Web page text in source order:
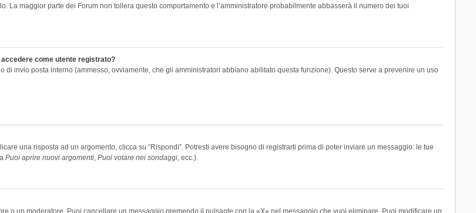
maggior parte dei Forum non tollera questo comportamento e l’amministratore probabilmente abbasserà il numero dei tuoi
come utente registrato?
invio posta interno (ammesso, ovviamente, che gli amministratori abbiano abilitato questa funzione). Questo serve a prevenire un uso
una risposta ad un argomento, clicca su “Rispondi”. Potresti avere bisogno di registrarti prima di poter inviare un messaggio: le tue
Puoi aprire nuovi argomenti, Puoi votare nei sondaggi, ecc.).
o un moderatore. Puoi cancellare un messaggio premendo il pulsante con la «X» nel messaggio che vuoi eliminare. Puoi modificare un